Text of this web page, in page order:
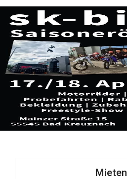
Mieten